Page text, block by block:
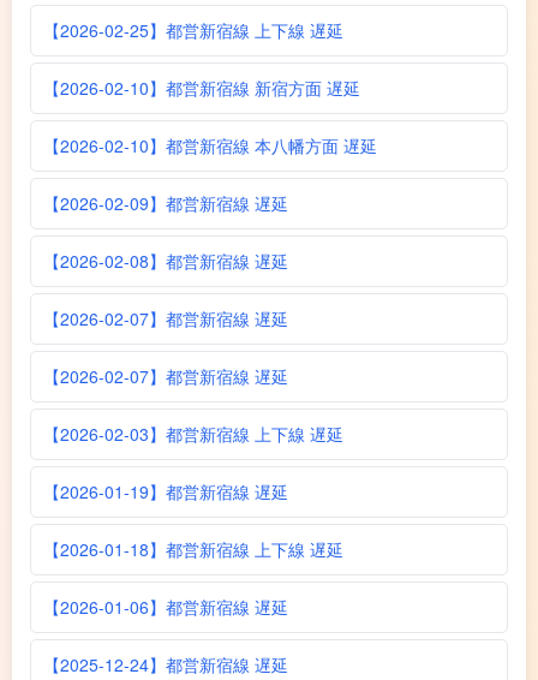
【2026-02-25】都営新宿線 上下線 遅延
【2026-02-10】都営新宿線 新宿方面 遅延
【2026-02-10】都営新宿線 本八幡方面 遅延
【2026-02-09】都営新宿線 遅延
【2026-02-08】都営新宿線 遅延
【2026-02-07】都営新宿線 遅延
【2026-02-07】都営新宿線 遅延
【2026-02-03】都営新宿線 上下線 遅延
【2026-01-19】都営新宿線 遅延
【2026-01-18】都営新宿線 上下線 遅延
【2026-01-06】都営新宿線 遅延
【2025-12-24】都営新宿線 遅延